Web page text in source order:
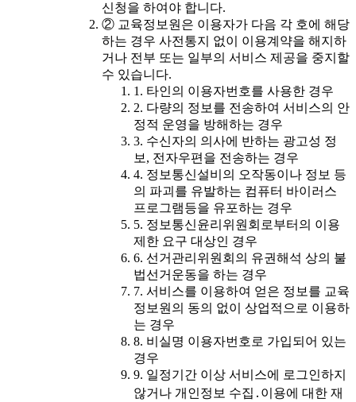
신청을 하여야 합니다.
② 교육정보원은 이용자가 다음 각 호에 해당
하는 경우 사전통지 없이 이용계약을 해지하
거나 전부 또는 일부의 서비스 제공을 중지할
수 있습니다.
1. 타인의 이용자번호를 사용한 경우
2. 다량의 정보를 전송하여 서비스의 안
정적 운영을 방해하는 경우
3. 수신자의 의사에 반하는 광고성 정
보, 전자우편을 전송하는 경우
4. 정보통신설비의 오작동이나 정보 등
의 파괴를 유발하는 컴퓨터 바이러스
프로그램등을 유포하는 경우
5. 정보통신윤리위원회로부터의 이용
제한 요구 대상인 경우
6. 선거관리위원회의 유권해석 상의 불
법선거운동을 하는 경우
7. 서비스를 이용하여 얻은 정보를 교육
정보원의 동의 없이 상업적으로 이용하
는 경우
8. 비실명 이용자번호로 가입되어 있는
경우
9. 일정기간 이상 서비스에 로그인하지
않거나 개인정보 수집․이용에 대한 재